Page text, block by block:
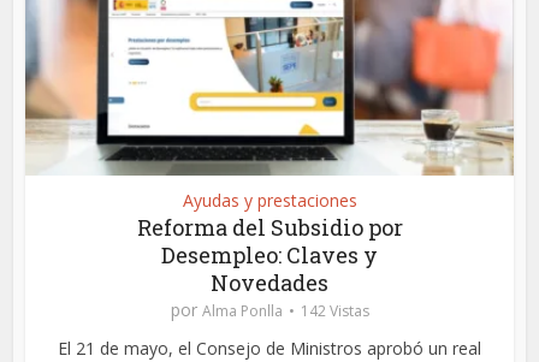
Ayudas y prestaciones
Reforma del Subsidio por
Desempleo: Claves y
Novedades
por Alma Ponlla 142 Vistas
El 21 de mayo, el Consejo de Ministros aprobó un real